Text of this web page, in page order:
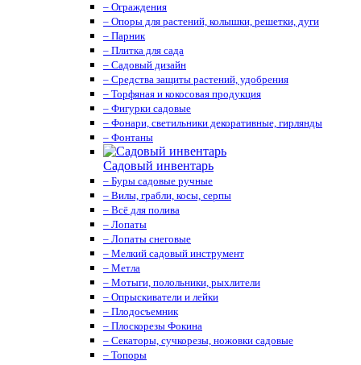
– Ограждения
– Опоры для растений, колышки, решетки, дуги
– Парник
– Плитка для сада
– Садовый дизайн
– Средства защиты растений, удобрения
– Торфяная и кокосовая продукция
– Фигурки садовые
– Фонари, светильники декоративные, гирлянды
– Фонтаны
Садовый инвентарь
– Буры садовые ручные
– Вилы, грабли, косы, серпы
– Всё для полива
– Лопаты
– Лопаты снеговые
– Мелкий садовый инструмент
– Метла
– Мотыги, полольники, рыхлители
– Опрыскиватели и лейки
– Плодосъемник
– Плоскорезы Фокина
– Секаторы, сучкорезы, ножовки садовые
– Топоры